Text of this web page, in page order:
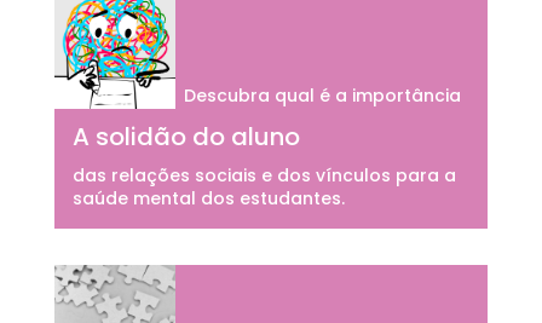
A solidão do aluno
Descubra qual é a importância
das relações sociais e dos vínculos para a
saúde mental dos estudantes.